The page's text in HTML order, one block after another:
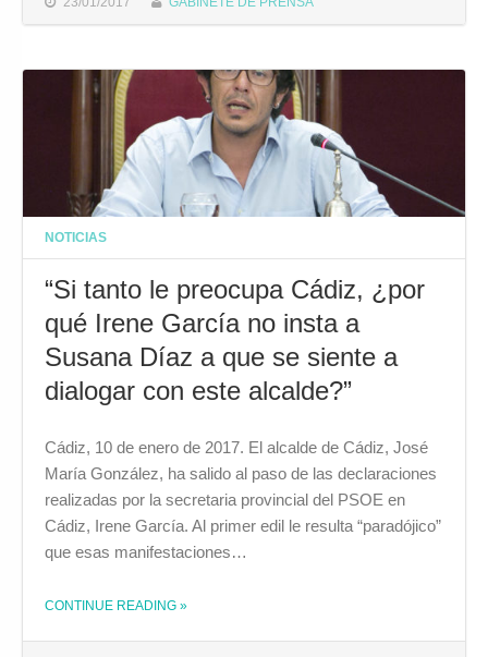
NOTICIAS
“Si tanto le preocupa Cádiz, ¿por
qué Irene García no insta a
Susana Díaz a que se siente a
dialogar con este alcalde?”
Cádiz, 10 de enero de 2017. El alcalde de Cádiz, José
María González, ha salido al paso de las declaraciones
realizadas por la secretaria provincial del PSOE en
Cádiz, Irene García. Al primer edil le resulta “paradójico”
que esas manifestaciones…
CONTINUE READING »